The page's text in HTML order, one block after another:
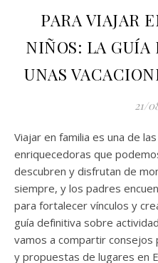
PARA VIAJAR
NIÑOS: LA GUÍA
UNAS
21/
Viajar en familia es una de las experiencias más
enriquecedoras que
descubren y disfrutan de
siempre, y los padres
para fortalecer vínculos y
guía definitiva sobre
vamos a compartir
y propuestas de lugares en